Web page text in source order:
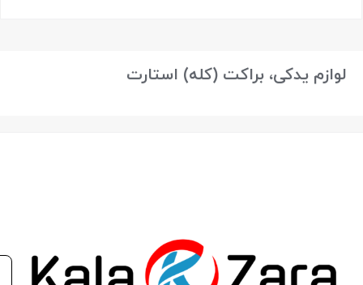
لوازم یدکی، براکت (کله) استارت